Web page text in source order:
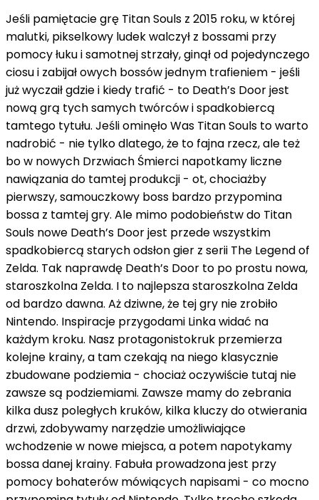
Jeśli pamiętacie grę Titan Souls z 2015 roku, w której
malutki, pikselkowy ludek walczył z bossami przy
pomocy łuku i samotnej strzały, ginął od pojedynczego
ciosu i zabijał owych bossów jednym trafieniem - jeśli
już wyczaił gdzie i kiedy trafić - to Death’s Door jest
nową grą tych samych twórców i spadkobiercą
tamtego tytułu. Jeśli ominęło Was Titan Souls to warto
nadrobić - nie tylko dlatego, że to fajna rzecz, ale też
bo w nowych Drzwiach Śmierci napotkamy liczne
nawiązania do tamtej produkcji - ot, chociażby
pierwszy, samouczkowy boss bardzo przypomina
bossa z tamtej gry. Ale mimo podobieństw do Titan
Souls nowe Death’s Door jest przede wszystkim
spadkobiercą starych odsłon gier z serii The Legend of
Zelda. Tak naprawdę Death’s Door to po prostu nowa,
staroszkolna Zelda. I to najlepsza staroszkolna Zelda
od bardzo dawna. Aż dziwne, że tej gry nie zrobiło
Nintendo. Inspiracje przygodami Linka widać na
każdym kroku. Nasz protagonistokruk przemierza
kolejne krainy, a tam czekają na niego klasycznie
zbudowane podziemia - chociaż oczywiście tutaj nie
zawsze są podziemiami. Zawsze mamy do zebrania
kilka dusz poległych kruków, kilka kluczy do otwierania
drzwi, zdobywamy narzędzie umożliwiające
wchodzenie w nowe miejsca, a potem napotykamy
bossa danej krainy. Fabuła prowadzona jest przy
pomocy bohaterów mówiących napisami - co mocno